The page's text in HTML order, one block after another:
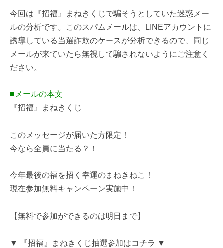
今回は『招福』まねきくじで騙そうとしていた迷惑メー
ルの分析です。このスパムメールは、LINEアカウントに
誘導している当選詐欺のケースが分析できるので、同じ
メールが来ていたら無視して騙されないようにご注意く
ださい。
■メールの本文
『招福』まねきくじ
このメッセージが届いた方限定！
今なら全員に当たる？！
今年最後の福を招く幸運のまねきねこ！
現在参加無料キャンペーン実施中！
【無料で参加ができるのは明日まで】
▼ 『招福』まねきくじ抽選参加はコチラ ▼